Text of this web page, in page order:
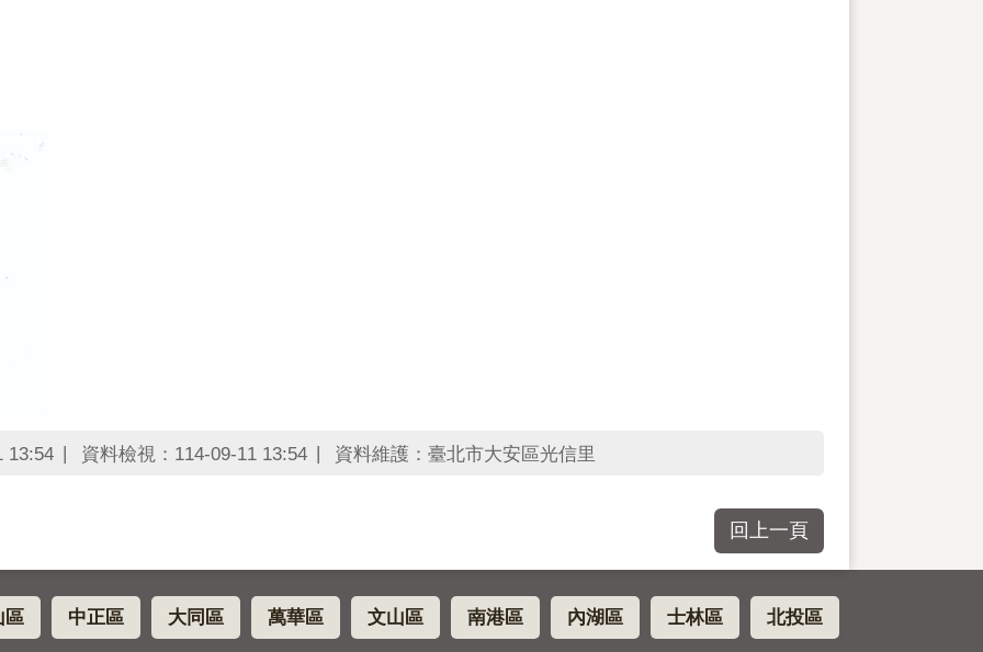
13:54 資料檢視：114-09-11 13:54 資料維護：臺北市大安區光信里
回上一頁
區 中正區 大同區 萬華區 文山區 南港區 內湖區 士林區 北投區